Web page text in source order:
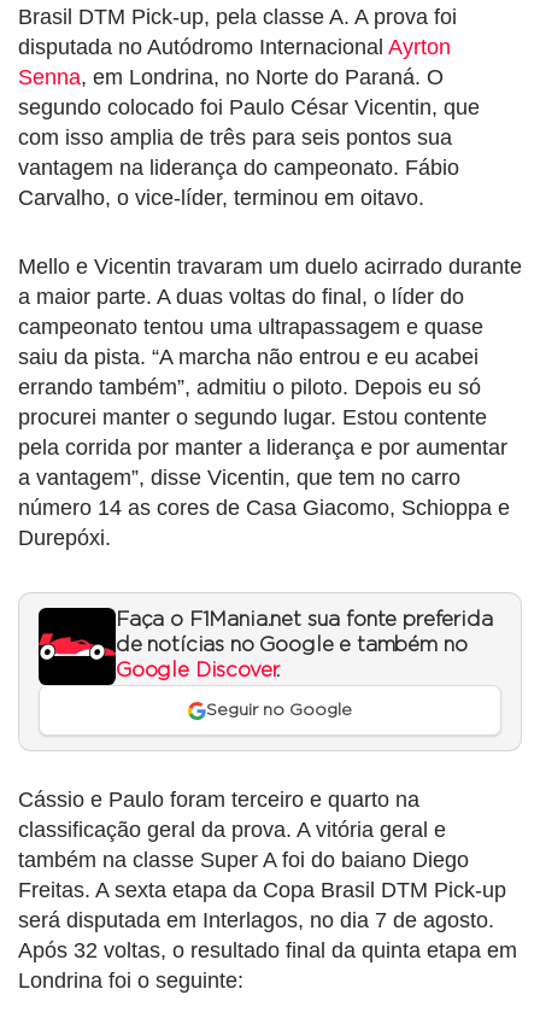
Brasil DTM Pick-up, pela classe A. A prova foi
disputada no Autódromo Internacional Ayrton
Senna, em Londrina, no Norte do Paraná. O
segundo colocado foi Paulo César Vicentin, que
com isso amplia de três para seis pontos sua
vantagem na liderança do campeonato. Fábio
Carvalho, o vice-líder, terminou em oitavo.
Mello e Vicentin travaram um duelo acirrado durante
a maior parte. A duas voltas do final, o líder do
campeonato tentou uma ultrapassagem e quase
saiu da pista. “A marcha não entrou e eu acabei
errando também”, admitiu o piloto. Depois eu só
procurei manter o segundo lugar. Estou contente
pela corrida por manter a liderança e por aumentar
a vantagem”, disse Vicentin, que tem no carro
número 14 as cores de Casa Giacomo, Schioppa e
Durepóxi.
Faça o F1Mania.net sua fonte preferida
de notícias no Google e também no
Google Discover.
Seguir no Google
Cássio e Paulo foram terceiro e quarto na
classificação geral da prova. A vitória geral e
também na classe Super A foi do baiano Diego
Freitas. A sexta etapa da Copa Brasil DTM Pick-up
será disputada em Interlagos, no dia 7 de agosto.
Após 32 voltas, o resultado final da quinta etapa em
Londrina foi o seguinte: